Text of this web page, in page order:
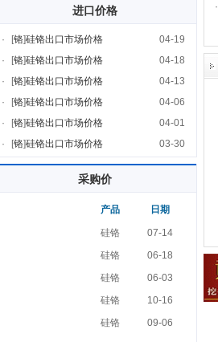
进口价格
· [铬]硅铬出口市场价格
04-19
·
[铬]硅铬出口市场价格
04-18
·
[铬]硅铬出口市场价格
04-13
·
[铬]硅铬出口市场价格
04-06
·
[铬]硅铬出口市场价格
04-01
·
[铬]硅铬出口市场价格 03-30
采购价
产品 日期
硅铬
07-14
硅铬
06-18
硅铬
06-03
硅铬
10-16
硅铬 09-06
·